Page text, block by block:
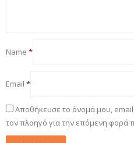
Name *
Email *
Αποθήκευσε το όνομά μου,
τον πλοηγό για την επόμενη φορά